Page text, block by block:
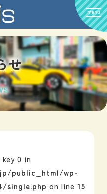
せ
0 in
public_html/wp-
single.php on line 15
menu